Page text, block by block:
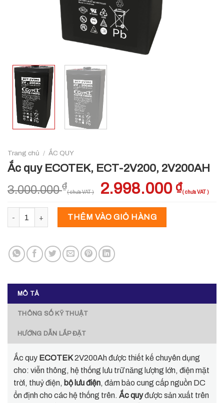
Trang chủ / ẮC QUY
Ắc quy ECOTEK, ECT-2V200, 2V200AH
3.000.000₫
Giá
là:
3.000.000 ₫.
2.998.000 ₫
Ắc quy ECOTEK, ECT-2V200, 2V200AH số lượng
THÊM VÀO GIỎ HÀNG
MÔ TẢ
THÔNG SỐ KỸ THUẬT
HƯỚNG DẪN LẮP ĐẶT
Ắc quy ECOTEK2V200Ah được thiết kế chuyên dụng
cho: viễn thông, hệ thống lưu trữ năng lượng lớn, điện mặt
trời, thuỷ điện, bộ lưu điện, đảm bảo cung cấp nguồn DC
ổn định cho các hệ thống trên. Ắc quyđược sản xuất trên